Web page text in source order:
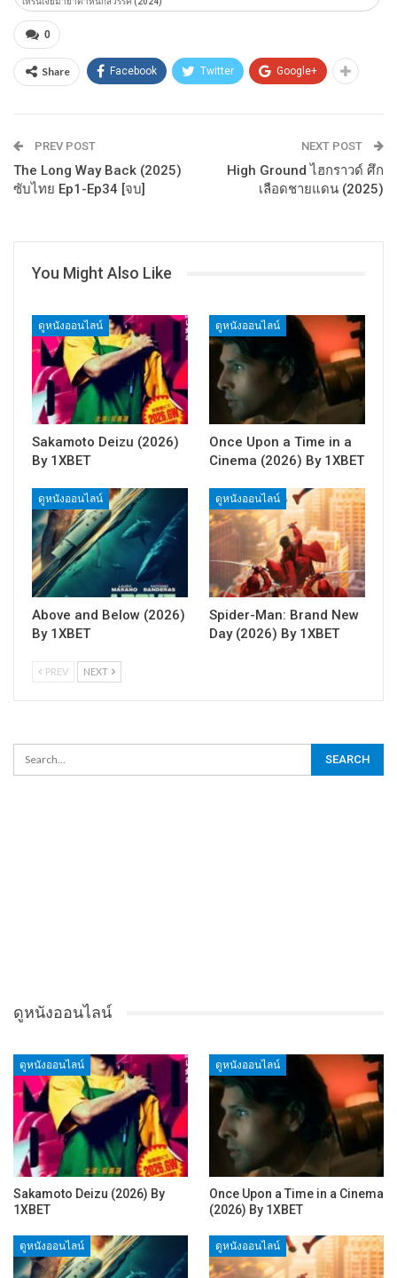
0
Share Facebook Twitter Google+
PREV POST
The Long Way Back (2025)
ซับไทย Ep1-Ep34 [จบ]
NEXT POST
High Ground ไฮกราวด์ ศึก
เลือดชายแดน (2025)
You Might Also Like
ดูหนังออนไลน์
Sakamoto Deizu (2026)
By 1XBET
ดูหนังออนไลน์
Once Upon a Time in a
Cinema (2026) By 1XBET
ดูหนังออนไลน์
Above and Below (2026)
By 1XBET
ดูหนังออนไลน์
Spider-Man: Brand New
Day (2026) By 1XBET
PREV NEXT
ดูหนังออนไลน์
ดูหนังออนไลน์
Sakamoto Deizu (2026) By
1XBET
ดูหนังออนไลน์
Once Upon a Time in a Cinema
(2026) By 1XBET
ดูหนังออนไลน์ ดูหนังออนไลน์